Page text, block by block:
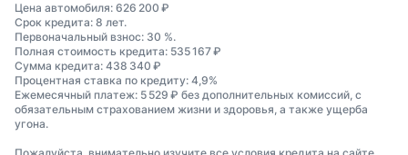
Цена автомобиля: 626 200 ₽
Срок кредита: 8 лет.
Первоначальный взнос: 30 %.
Полная стоимость кредита: 535 167 ₽
Сумма кредита: 438 340 ₽
Процентная ставка по кредиту: 4,9%
Ежемесячный платеж: 5 529 ₽ без дополнительных комиссий, с
обязательным страхованием жизни и здоровья, а также ущерба
угона.